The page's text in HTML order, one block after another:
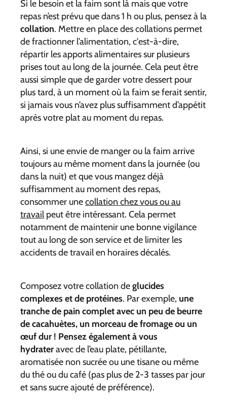
Si le besoin et la faim sont là mais que votre
repas n’est prévu que dans 1 h ou plus, pensez à la
collation. Mettre en place des collations permet
de fractionner l’alimentation, c'est-à-dire,
répartir les apports alimentaires sur plusieurs
prises tout au long de la journée. Cela peut être
aussi simple que de garder votre dessert pour
plus tard, à un moment où la faim se ferait sentir,
si jamais vous n’avez plus suffisamment d’appétit
après votre plat au moment du repas.
Ainsi, si une envie de manger ou la faim arrive
toujours au même moment dans la journée (ou
dans la nuit) et que vous mangez déjà
suffisamment au moment des repas,
consommer unecollation chez vous ou au
travail peut être intéressant. Cela permet
notamment de maintenir une bonne vigilance
tout au long de son service et de limiter les
accidents de travail en horaires décalés.
Composez votre collation deglucides
complexes et de protéines. Par exemple, une
tranche de pain complet avec un peu de beurre
de cacahuètes, un morceau de fromage ou un
œuf dur ! Pensez également à vous
hydrateravec de l’eau plate, pétillante,
aromatisée non sucrée ou une tisane ou même
du thé ou du café (pas plus de 2-3 tasses par jour
et sans sucre ajouté de préférence).